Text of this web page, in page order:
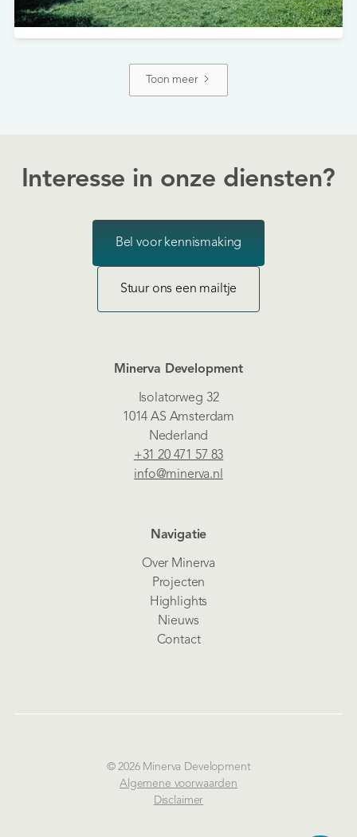
Bekijk project
Toon meer
Interesse in onze diensten?
Bel voor kennismaking
Stuur ons een mailtje
Minerva Development
Isolatorweg 32
1014 AS Amsterdam
Nederland
+31 20 471 57 83
info@minerva.nl
Navigatie
Over Minerva
Projecten
Highlights
Nieuws
Contact
© 2026 Minerva Development
Algemene voorwaarden
Disclaimer